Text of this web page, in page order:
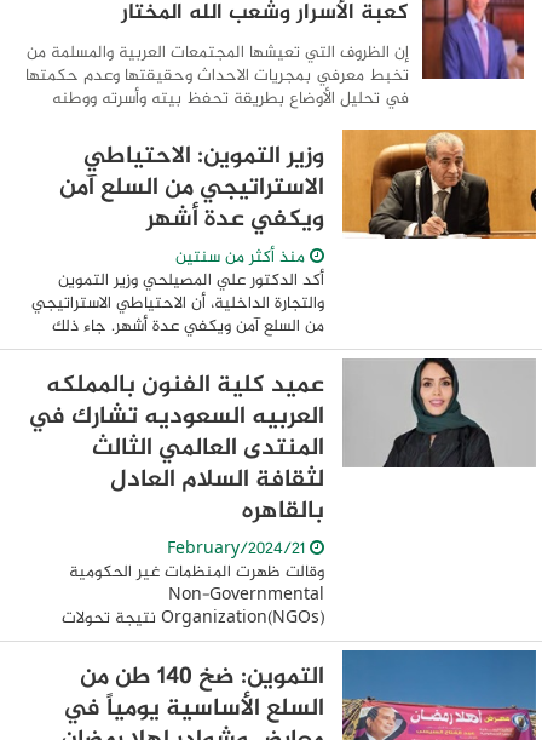
كعبة الأسرار وشعب الله المختار
إن الظروف التي تعيشها المجتمعات العربية والمسلمة من
تخبط معرفي بمجريات الاحداث وحقيقتها وعدم حكمتها
في تحليل الأوضاع بطريقة تحفظ بيته وأسرته ووطنه
وزير التموين: الاحتياطي
الاستراتيجي من السلع آمن
ويكفي عدة أشهر
منذ أكثر من سنتين
أكد الدكتور علي المصيلحي وزير التموين
والتجارة الداخلية، أن الاحتياطي الاستراتيجي
من السلع آمن ويكفي عدة أشهر. جاء ذلك
خلال افتتاحه فرع مجموعة بنده السعودية
...
عميد كلية الفنون بالمملكه
العربيه السعوديه تشارك في
المنتدى العالمي الثالث
لثقافة السلام العادل
بالقاهره
وقالت ظهرت المنظمات غير الحكومية
Non-Governmental
Organization(NGOs) نتيجة تحولات
وتغييرات متعددة والتي فرضت بذلك واقعا
جديدا على العالم المعاصر على مختلف
جوانب الحياة الاجتماعية و الثقافية ...
التموين: ضخ 140 طن من
السلع الأساسية يومياً في